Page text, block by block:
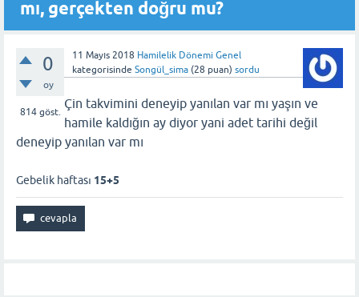
mı, gerçekten doğru mu?
0
oy
814göst.
11 Mayıs 2018 Hamilelik Dönemi Genel
kategorisinde Songül_sima (28 puan) sordu
Çin takvimini deneyip yanılan var mı yaşın ve
hamile kaldığın ay diyor yani adet tarihi değil
deneyip yanılan var mı
Gebelik haftası 15+5